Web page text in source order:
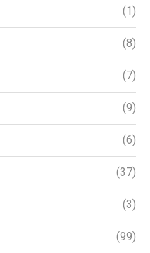
(1)
(8)
(7)
(9)
(6)
(37)
(3)
(99)